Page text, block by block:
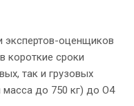
экспертов-оценщиков
короткие сроки
так и грузовых
масса до 750 кг) до О4